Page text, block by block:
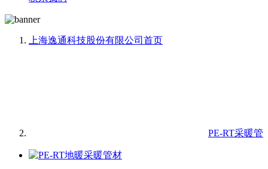
上海逸通科技股份有限公司 首页
PE-RT采暖管